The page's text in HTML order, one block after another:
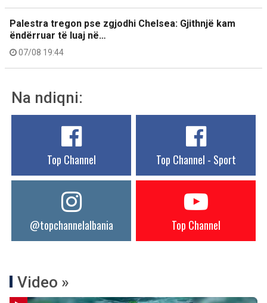
Palestra tregon pse zgjodhi Chelsea: Gjithnjë kam
ëndërruar të luaj në…
07/08 19:44
Na ndiqni:
Top Channel Top Channel - Sport
@topchannelalbania Top Channel
Video »